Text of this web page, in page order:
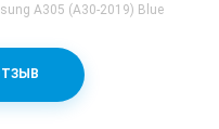
A305 (A30-2019) Blue